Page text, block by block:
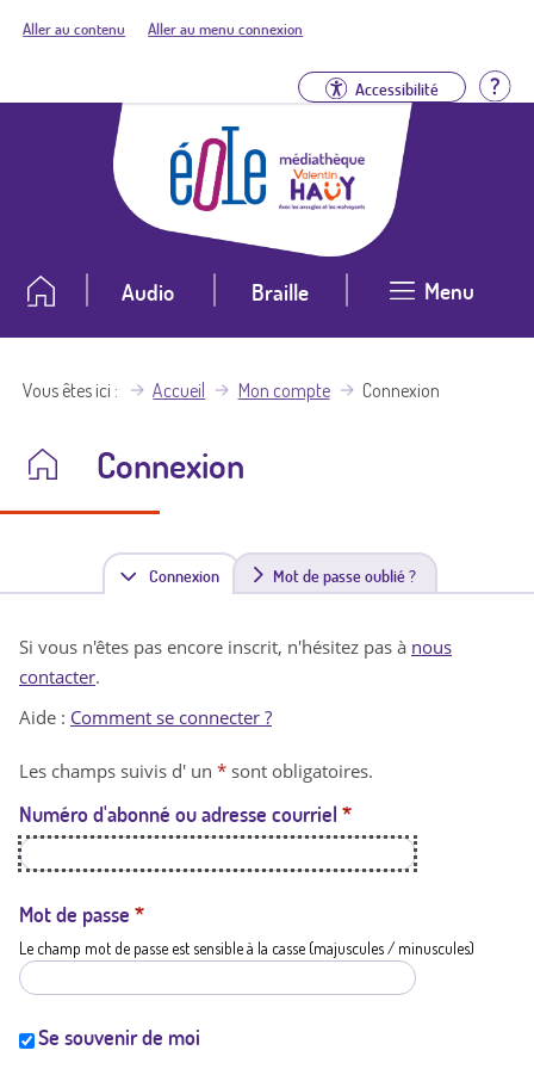
Aller au contenu Aller au menu connexion
Accessibilité
Audio Braille Menu
Vous êtes ici Accueil Mon compte Connexion
Connexion
Connexion(
n
t
a
t
i
Mot de passe oublié ?
Si vous n'êtes pas encore inscrit, n'hésitez pas à nous
contacter.
Aide : Comment se connecter ?
Les champs suivis d' un * sont obligatoires.
Numéro d'abonné ou adresse courriel *
Mot de passe *
Le champ mot de passe est sensible à la casse (majuscules / minuscules)
Se souvenir de moi